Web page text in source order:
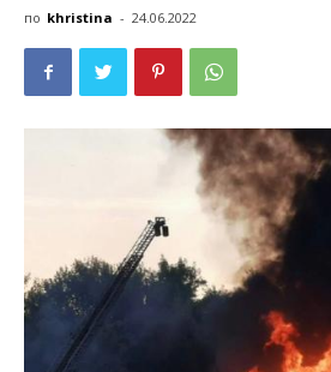
по khristina - 24.06.2022